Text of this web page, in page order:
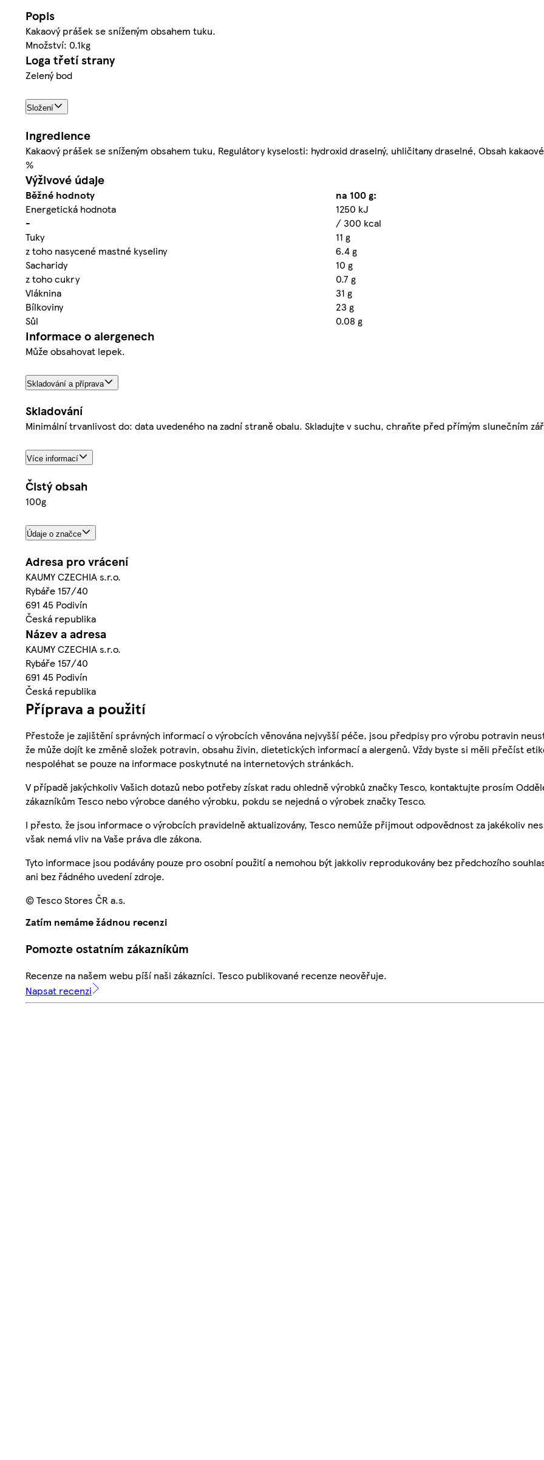
Popis
Kakaový prášek se sníženým obsahem tuku.
Množství: 0.1kg
Loga třetí strany
Zelený bod
Složení
Ingredience
Kakaový prášek se sníženým obsahem tuku, Regulátory kyselosti: hydroxid draselný, uhličitany draselné, Obsah
%
Výživové údaje
Běžné hodnoty
na 100 g:
Energetická hodnota
1250 kJ
-
/ 300 kcal
Tuky
11 g
z toho nasycené mastné kyseliny
6.4 g
Sacharidy
10 g
z toho cukry
0.7 g
Vláknina
31 g
Bílkoviny
23 g
Sůl
0.08 g
Informace o alergenech
Může obsahovat lepek.
Skladování a příprava
Skladování
Minimální trvanlivost do: data uvedeného na zadní straně obalu. Skladujte v suchu, chraňte před přímým slunečním
Více informací
Čistý obsah
100g
Údaje o značce
Adresa pro vrácení
KAUMY CZECHIA s.r.o.
Rybáře 157/40
691 45 Podivín
Česká republika
Název a adresa
KAUMY CZECHIA s.r.o.
Rybáře 157/40
691 45 Podivín
Česká republika
Příprava a použití
Přestože je zajištění správných informací o výrobcích věnována nejvyšší péče, jsou předpisy pro výrobu potravin
že může dojít ke změně složek potravin, obsahu živin, dietetických informací a alergenů. Vždy byste si měli přečíst
nespoléhat se pouze na informace poskytnuté na internetových stránkách.
V případě jakýchkoliv Vašich dotazů nebo potřeby získat radu ohledně výrobků značky Tesco, kontaktujte prosím
zákazníkům Tesco nebo výrobce daného výrobku, pokdu se nejedná o výrobek značky Tesco.
I přesto, že jsou informace o výrobcích pravidelně aktualizovány, Tesco nemůže přijmout odpovědnost za jakékoliv
však nemá vliv na Vaše práva dle zákona.
Tyto informace jsou podávány pouze pro osobní použití a nemohou být jakkoliv reprodukovány bez předchozího
ani bez řádného uvedení zdroje.
© Tesco Stores ČR a.s.
Zatím nemáme žádnou recenzi
Pomozte ostatním zákazníkům
Recenze na našem webu píší naši zákazníci. Tesco publikované recenze neověřuje.
Napsat recenzi